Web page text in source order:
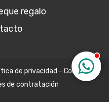
regalo
de privacidad - Cookies-
de contratación